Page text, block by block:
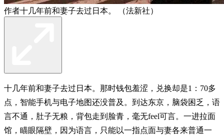
作者十几年前和妻子去过日本。 （法新社）
十几年前和妻子去过日本。那时钱包羞涩，兑换却是1：70多
点，智能手机与电子地图还没普及。到达东京，脑袋困乏，语
言不通，肚子无粮，背包走到脸青，毫无feel可言。一进拉面
馆，瞄眼隔壁，因为语言，只能以一指点面与妻各来普通一